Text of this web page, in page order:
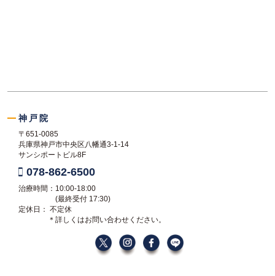
神戸院
〒651-0085
兵庫県神戸市中央区八幡通3-1-14
サンシポートビル8F
078-862-6500
治療時間：10:00-18:00
(最終受付 17:30)
定休日： 不定休
＊詳しくはお問い合わせください。